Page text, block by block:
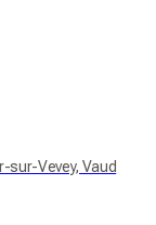
sur-Vevey, Vaud